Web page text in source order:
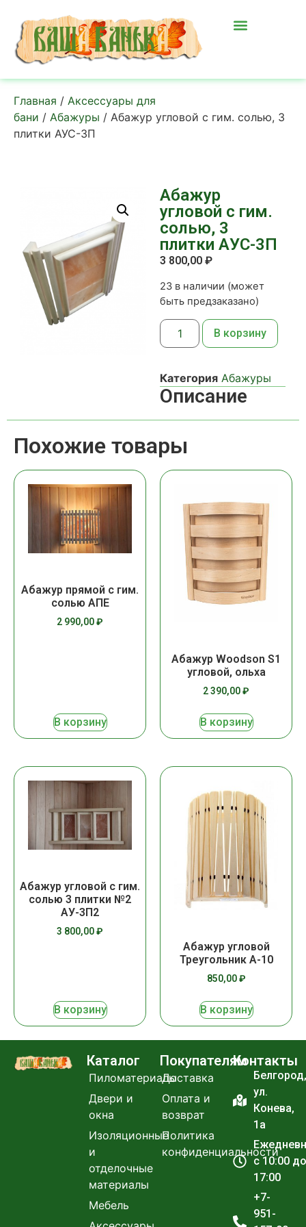
Главная / Аксессуары для
бани / Абажуры / Абажур угловой с гим. солью, 3
плитки АУС-3П
Абажур
угловой с гим.
солью, 3
плитки АУС-3П
3 800,00 ₽
23 в наличии (может
быть предзаказано)
В корзину
Категория Абажуры
Описание
Похожие товары
Абажур прямой с гим.
солью АПЕ
2 990,00₽
В корзину
Абажур Woodson S1
угловой, ольха
2 390,00₽
В корзину
Абажур угловой с гим.
солью 3 плитки №2
АУ-3П2
3 800,00₽
В корзину
Абажур угловой
Треугольник А-10
850,00₽
В корзину
Каталог
Пиломатериалы
Двери и
окна
Изоляционные
и
отделочные
материалы
Мебель
Покупателям
Доставка
Оплата и
возврат
Политика
конфиденциальности
Контакты
Белгород,
ул.
Конева,
1а
с 10:00 до
17:00
+7-
951-